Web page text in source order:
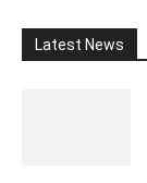
Latest News